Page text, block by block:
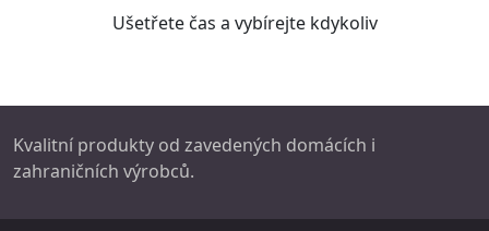
Ušetřete čas a vybírejte kdykoliv
Kvalitní produkty od zavedených domácích i
zahraničních výrobců.